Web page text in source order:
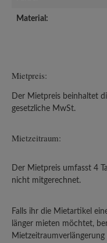
Material:
Mietpreis:
Der Mietpreis beinhaltet
gesetzliche MwSt.
Mietzeitraum:
Der Mietpreis umfasst 4
nicht mitgerechnet.
Falls ihr die Mietartikel
länger mieten möchtet,